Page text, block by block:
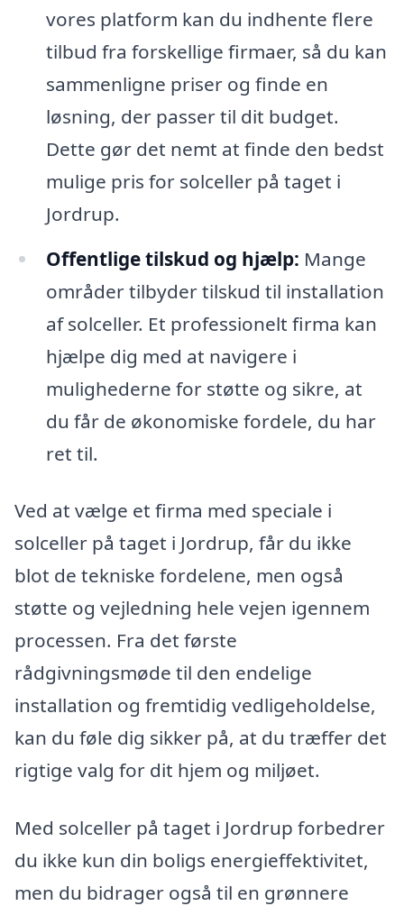
vores platform kan du indhente flere
tilbud fra forskellige firmaer, så du kan
sammenligne priser og finde en
løsning, der passer til dit budget.
Dette gør det nemt at finde den bedst
mulige pris for solceller på taget i
Jordrup.
Offentlige tilskud og hjælp: Mange
områder tilbyder tilskud til installation
af solceller. Et professionelt firma kan
hjælpe dig med at navigere i
mulighederne for støtte og sikre, at
du får de økonomiske fordele, du har
ret til.
Ved at vælge et firma med speciale i
solceller på taget i Jordrup, får du ikke
blot de tekniske fordelene, men også
støtte og vejledning hele vejen igennem
processen. Fra det første
rådgivningsmøde til den endelige
installation og fremtidig vedligeholdelse,
kan du føle dig sikker på, at du træffer det
rigtige valg for dit hjem og miljøet.
Med solceller på taget i Jordrup forbedrer
du ikke kun din boligs energieffektivitet,
men du bidrager også til en grønnere